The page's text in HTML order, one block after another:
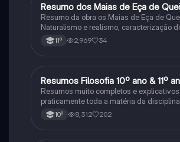
Português
Resumo dos Maias de Eça de
Resumo da obra os Maias de Eça de
Naturalismo e realismo, caracterização
personagens e contexto histórico.
11º 2,969 34
Filosofia
Resumos Filosofia 10º ano & 11º
Resumos muito completos e
praticamente toda a matéria da
10º 8,312 202